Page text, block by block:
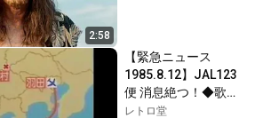
2:58
【緊急ニュース
1985.8.12】JAL123
便 消息絶つ！◆歌番
組生放送中に緊急報
レトロ堂